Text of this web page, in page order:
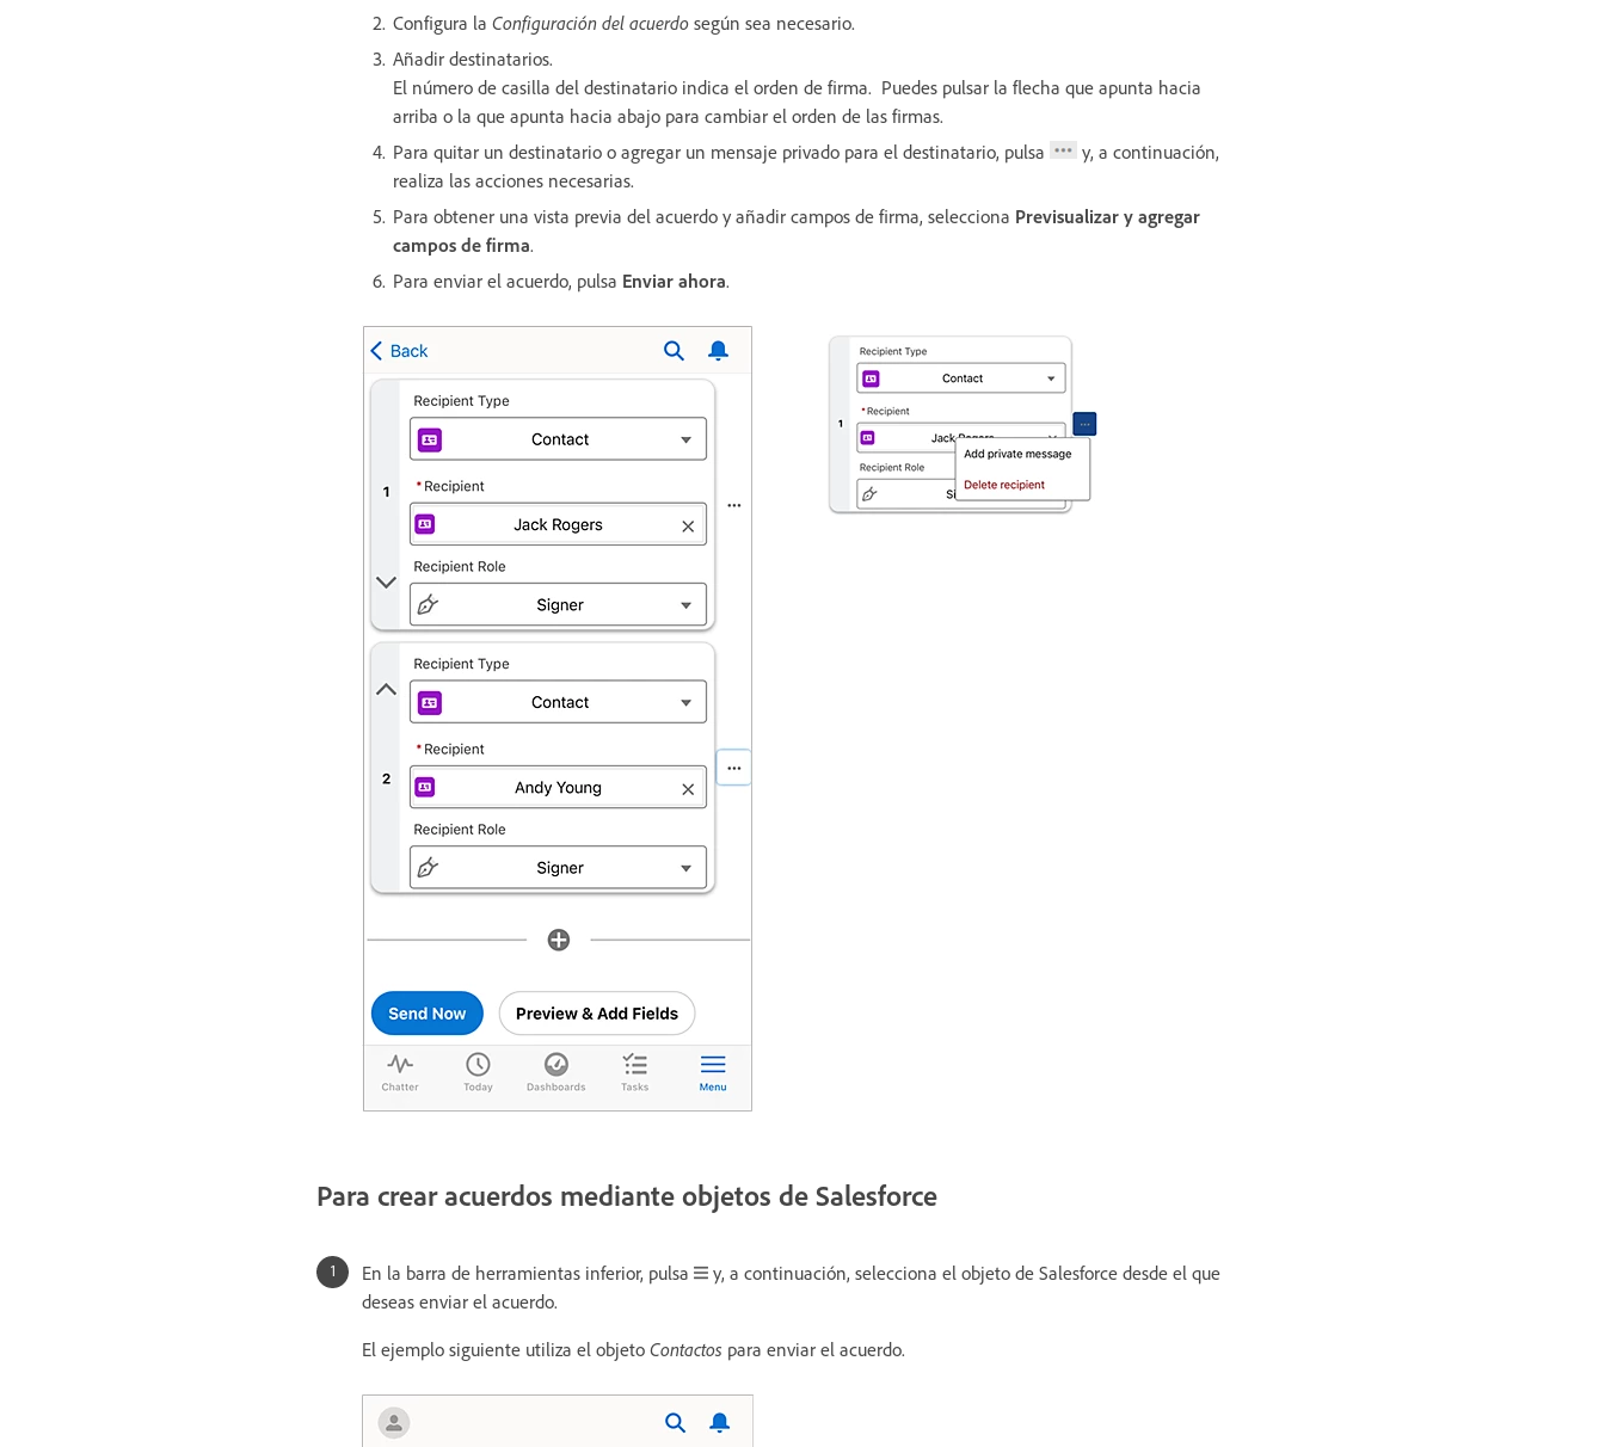
Configura la Configuración del acuerdo según sea necesario.
Añadir destinatarios.
El número de casilla del destinatario indica el orden de firma. Puedes pulsar la flecha que apunta hacia
arriba o la que apunta hacia abajo para cambiar el orden de las firmas.
Para quitar un destinatario o agregar un mensaje privado para el destinatario, pulsa
y, a continuación,
realiza las acciones necesarias.
Para obtener una vista previa del acuerdo y añadir campos de firma, selecciona Previsualizar y agregar
campos de firma.
Para enviar el acuerdo, pulsa Enviar ahora.
Para crear acuerdos mediante objetos de Salesforce
En la barra de herramientas inferior, pulsa
y, a continuación, selecciona el objeto de Salesforce desde el que
deseas enviar el acuerdo.
El ejemplo siguiente utiliza el objeto Contactos para enviar el acuerdo.